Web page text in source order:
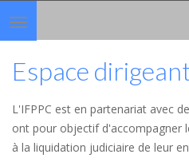
Toggle
navigation
Espace
L'IFPPC est en partenariat avec
ont pour objectif d'accompagner
à la liquidation judiciaire de leur